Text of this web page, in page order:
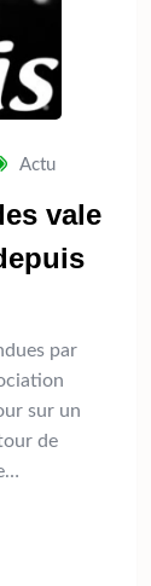
Actu
vale
par
sur un
de